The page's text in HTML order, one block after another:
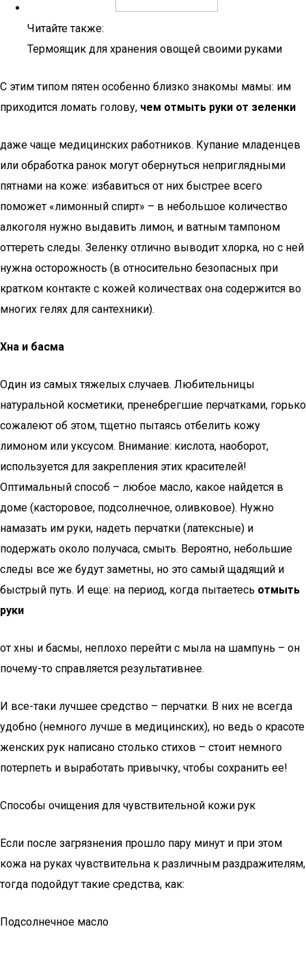
Читайте также:
Термоящик для хранения овощей своими руками
С этим типом пятен особенно близко знакомы мамы: им
приходится ломать голову, чем отмыть руки от зеленки
даже чаще медицинских работников. Купание младенцев
или обработка ранок могут обернуться неприглядными
пятнами на коже: избавиться от них быстрее всего
поможет «лимонный спирт» – в небольшое количество
алкоголя нужно выдавить лимон, и ватным тампоном
оттереть следы. Зеленку отлично выводит хлорка, но с ней
нужна осторожность (в относительно безопасных при
кратком контакте с кожей количествах она содержится во
многих гелях для сантехники).
Хна и басма
Один из самых тяжелых случаев. Любительницы
натуральной косметики, пренебрегшие перчатками, горько
сожалеют об этом, тщетно пытаясь отбелить кожу
лимоном или уксусом. Внимание: кислота, наоборот,
используется для закрепления этих красителей!
Оптимальный способ – любое масло, какое найдется в
доме (касторовое, подсолнечное, оливковое). Нужно
намазать им руки, надеть перчатки (латексные) и
подержать около получаса, смыть. Вероятно, небольшие
следы все же будут заметны, но это самый щадящий и
быстрый путь. И еще: на период, когда пытаетесь отмыть
руки
от хны и басмы, неплохо перейти с мыла на шампунь – он
почему-то справляется результативнее.
И все-таки лучшее средство – перчатки. В них не всегда
удобно (немного лучше в медицинских), но ведь о красоте
женских рук написано столько стихов – стоит немного
потерпеть и выработать привычку, чтобы сохранить ее!
Способы очищения для чувствительной кожи рук
Если после загрязнения прошло пару минут и при этом
кожа на руках чувствительна к различным раздражителям,
тогда подойдут такие средства, как:
Подсолнечное масло